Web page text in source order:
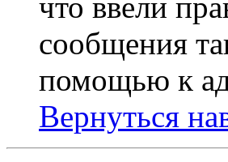
сообщения
помощью к
Вернуться